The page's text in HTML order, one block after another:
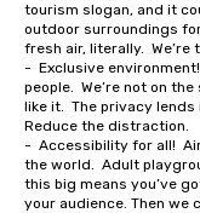
tourism slogan, and it
outdoor surroundings
fresh air, literally.
-	Exclusive environment! A large footprint with a fraction of the
people.  We’re not on
like it.  The privacy
Reduce the distraction.
-	Accessibility for all!  Airlift, yup we’ve got it covered – from around
the world.  Adult
this big means you’ve
your audience. Then we